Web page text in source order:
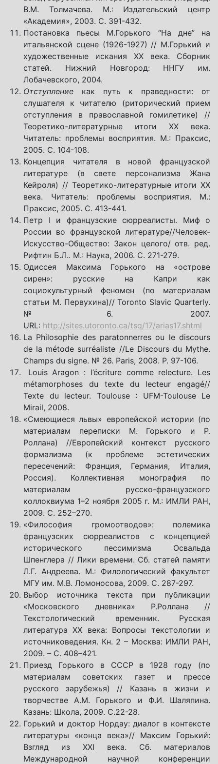
В.М. Толмачева. М.: Издательский центр
«Академия», 2003. С. 391-432.
Постановка пьесы М.Горького “На дне” на
итальянской сцене (1926-1927) // М.Горький и
художественные искания ХХ века. Сборник
статей. Нижний Новгород: ННГУ им.
Лобачевского, 2004.
Отступление как путь к праведности: от
слушателя к читателю (риторический прием
отступления в православной гомилетике) //
Теоретико-литературные итоги ХХ века.
Читатель: проблемы восприятия. М.: Праксис,
2005. С. 104-108.
Концепция читателя в новой французской
литературе (в свете персонализма Жана
Кейроля) // Теоретико-литературные итоги ХХ
века. Читатель: проблемы восприятия. М.:
Праксис, 2005. С. 413-441.
Петр I и французские сюрреалисты. Миф о
России во французской литературе//Человек-
Искусство-Общество: Закон целого/ отв. ред.
Рифтин Б.Л.. М.: Наука, 2006. С. 271-279.
Одиссея Максима Горького на «острове
сирен»: русские на Капри как
социокультурный феномен (по материалам
статьи М. Первухина)// Toronto Slavic Quarterly.
№6. 2007.
URL: http://sites.utoronto.ca/tsq/17/arias17.shtml
La Philosophie des paratonnerres ou le discours
de la métode surréaliste //Le Discours du Mythe.
Champs du signe. № 26. Paris, 2008. P. 97-106.
Louis Aragon : l’écriture comme relecture. Les
métamorphoses du texte du lecteur engagé//
Texte du lecteur. Toulouse : UFM-Toulouse Le
Mirail, 2008.
«Смеющиеся львы» европейской истории (по
материалам переписки М. Горького и Р.
Роллана) //Европейский контекст русского
формализма (к проблеме эстетических
пересечений: Франция, Германия, Италия,
Россия). Коллективная монография по
материалам русско-французского
коллоквиума 1–2 ноября 2005 г. М.: ИМЛИ РАН,
2009. С. 252–270.
«Философия громоотводов»: полемика
французских сюрреалистов с концепцией
исторического пессимизма Освальда
Шпенглера // Лики времени. Сб. статей памяти
Л.Г. Андреева. М.: Филологический факультет
МГУ им. М.В. Ломоносова, 2009. С. 287-297.
Выбор источника текста при публикации
«Московского дневника» Р.Роллана //
Текстологический временник. Русская
литература XX века: Вопросы текстологии и
источниковедения. Кн. 2 – Москва: ИМЛИ РАН,
2009. – С. 408–421.
Приезд Горького в СССР в 1928 году (по
материалам советских газет и прессе
русского зарубежья) // Казань в жизни и
творчестве А.М. Горького и Ф.И. Шаляпина.
Казань: Школа, 2009. С.22-28.
Горький и доктор Нордау: диалог в контексте
литературы «конца века»// Максим Горький:
Взгляд из ХХI века. Сб. материалов
Международной научной конференции